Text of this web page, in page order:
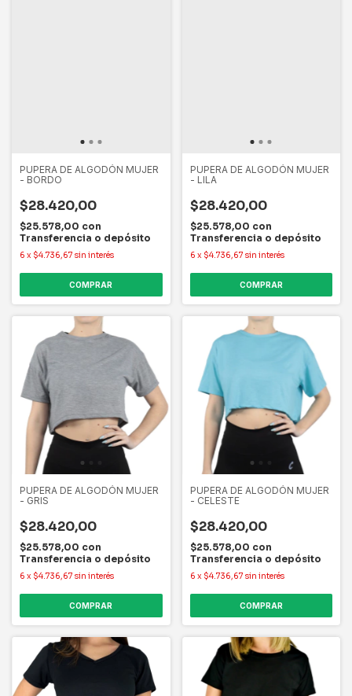
PUPERA DE ALGODÓN MUJER
- BORDO
$28.420,00
$25.578,00 con
Transferencia o depósito
6 x $4.736,67 sin interés
COMPRAR
PUPERA DE ALGODÓN MUJER
- LILA
$28.420,00
$25.578,00 con
Transferencia o depósito
6 x $4.736,67 sin interés
COMPRAR
PUPERA DE ALGODÓN MUJER
- GRIS
$28.420,00
$25.578,00 con
Transferencia o depósito
6 x $4.736,67 sin interés
COMPRAR
PUPERA DE ALGODÓN MUJER
- CELESTE
$28.420,00
$25.578,00 con
Transferencia o depósito
6 x $4.736,67 sin interés
COMPRAR